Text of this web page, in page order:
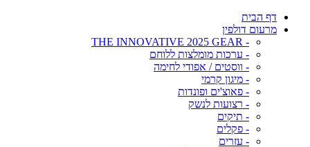
דף הבית
מרעום דולפין
- THE INNOVATIVE 2025 GEAR
- ערכות מומלצות ללוחם
- ווסטים / אפודי לחימה
- מיגון קרמי
- פאוצ'ים ופונדות
- רצועות לנשק
- תיקים
- פקלים
- עזרים